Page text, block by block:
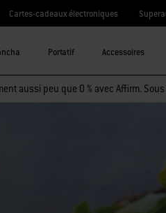
Cartes-cadeaux électroniques
Portatif Accessoires
aussi peu que 0 % avec Affirm.